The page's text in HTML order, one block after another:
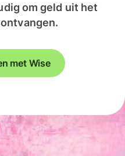
om geld uit het
met Wise